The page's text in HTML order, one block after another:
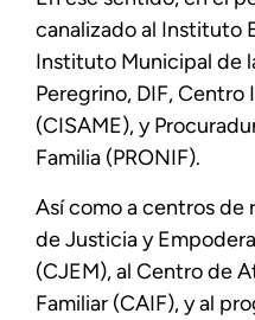
canalizado al Instituto
Instituto Municipal de
Peregrino, DIF,
(CISAME), y
Familia (PRONIF).
Así como a centros de
de Justicia y
(CJEM), al Centro de
Familiar (CAIF), y al